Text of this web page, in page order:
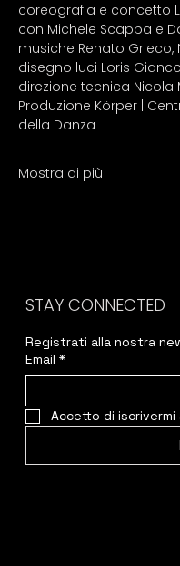
coreografia e concetto
con Michele Scappa e
musiche Renato Grieco,
disegno luci Loris
direzione tecnica Nicola
Produzione Körper |
della Danza
Mostra di più
STAY CONNECTED
Registrati alla nostra
Email *
Accetto di